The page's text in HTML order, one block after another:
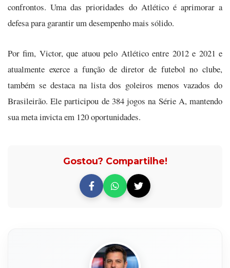
confrontos. Uma das prioridades do Atlético é aprimorar a
defesa para garantir um desempenho mais sólido.
Por fim, Victor, que atuou pelo Atlético entre 2012 e 2021 e
atualmente exerce a função de diretor de futebol no clube,
também se destaca na lista dos goleiros menos vazados do
Brasileirão. Ele participou de 384 jogos na Série A, mantendo
sua meta invicta em 120 oportunidades.
Gostou? Compartilhe!